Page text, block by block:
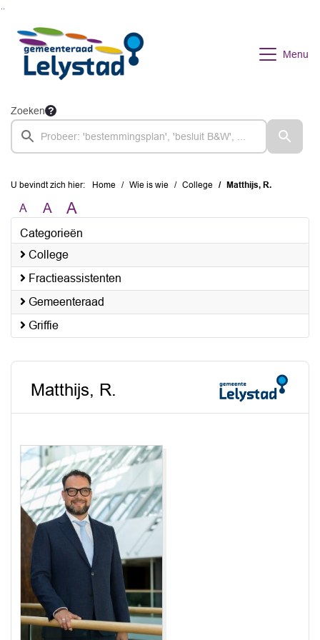
Menu
Zoeken
U bevindt zich hier: Home Wie is wie College Matthijs, R.
A A A
Categorieën
College
Fractieassistenten
Gemeenteraad
Griffie
Matthijs, R.